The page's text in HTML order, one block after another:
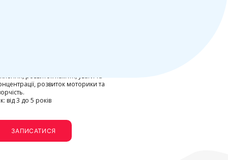
розвиток памʼяті, уваги та
розвиток моторики та
від 3 до 5 років
ЗАПИСАТИСЯ